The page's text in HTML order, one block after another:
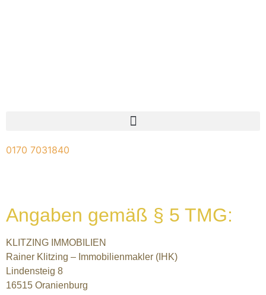
0170 7031840
Angaben gemäß § 5 TMG:
KLITZING IMMOBILIEN
Rainer Klitzing – Immobilienmakler (IHK)
Lindensteig 8
16515 Oranienburg